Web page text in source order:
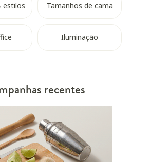
estilos Tamanhos de cama
Iluminação
recentes